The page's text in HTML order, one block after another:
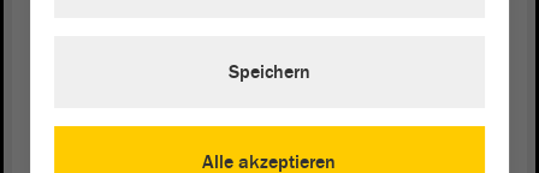
Alle akzeptieren
Speichern